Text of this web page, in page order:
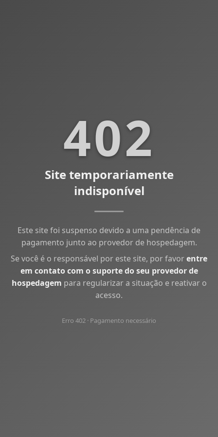
402
Site temporariamente
indisponível
Este site foi suspenso devido a uma pendência de
pagamento junto ao provedor de hospedagem.
Se você é o responsável por este site, por favorentre
em contato com o suporte do seu provedor de
hospedagem para regularizar a situação e reativar o
acesso.
Erro 402 · Pagamento necessário